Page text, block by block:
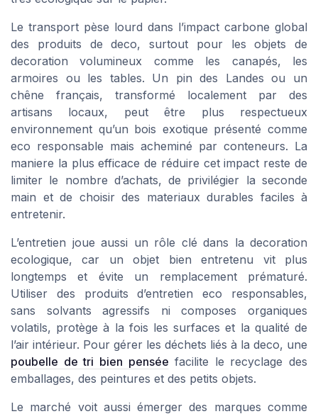
Le transport pèse lourd dans l’impact carbone global
des produits de deco, surtout pour les objets de
decoration volumineux comme les canapés, les
armoires ou les tables. Un pin des Landes ou un
chêne français, transformé localement par des
artisans locaux, peut être plus respectueux
environnement qu’un bois exotique présenté comme
eco responsable mais acheminé par conteneurs. La
maniere la plus efficace de réduire cet impact reste de
limiter le nombre d’achats, de privilégier la seconde
main et de choisir des materiaux durables faciles à
entretenir.
L’entretien joue aussi un rôle clé dans la decoration
ecologique, car un objet bien entretenu vit plus
longtemps et évite un remplacement prématuré.
Utiliser des produits d’entretien eco responsables,
sans solvants agressifs ni composes organiques
volatils, protège à la fois les surfaces et la qualité de
l’air intérieur. Pour gérer les déchets liés à la deco, une
poubelle de tri bien pensée facilite le recyclage des
emballages, des peintures et des petits objets.
Le marché voit aussi émerger des marques comme